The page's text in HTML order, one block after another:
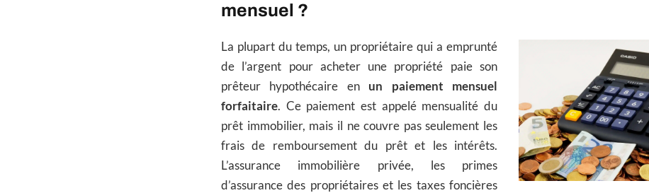
mensuel ?
La plupart du temps, un propriétaire qui a emprunté
de l’argent pour acheter une propriété paie son
prêteur hypothécaire en un paiement mensuel
forfaitaire. Ce paiement est appelé mensualité du
prêt immobilier, mais il ne couvre pas seulement les
frais de remboursement du prêt et les intérêts.
L’assurance immobilière privée, les primes
d’assurance des propriétaires et les taxes foncières